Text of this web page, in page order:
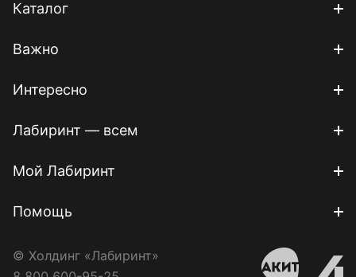
Каталог
Важно
Интересно
Лабиринт — всем
Мой Лабиринт
Помощь
© Холдинг «Лабиринт»